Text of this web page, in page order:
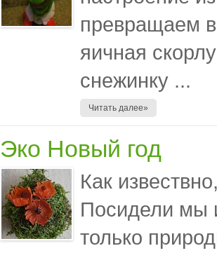
превращаем
яичная
снежинку ...
Читать далее»
Эко Новый год
Как
Посидели мы
только